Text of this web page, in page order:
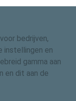
bedrijven,
instellingen en
gamma aan
en dit aan de